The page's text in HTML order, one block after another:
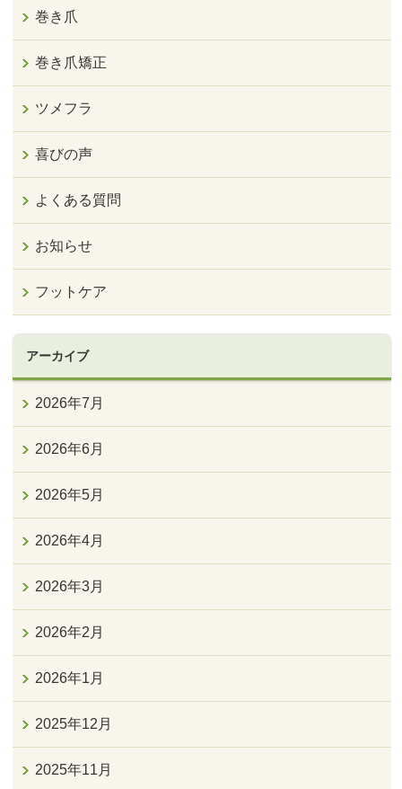
巻き爪
巻き爪矯正
ツメフラ
喜びの声
よくある質問
お知らせ
フットケア
アーカイブ
2026年7月
2026年6月
2026年5月
2026年4月
2026年3月
2026年2月
2026年1月
2025年12月
2025年11月